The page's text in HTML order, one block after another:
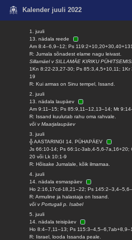
Kalender juuli 2022
1. juuli
13. nädala reede
Am 8:4–6,9–12; Ps
R: Jumala sõnadest elame nagu leivast.
Sillamäel v SILLAMÄE KIRIKU
1Kn 8:22-23,27-30; Ps 85:3,4,5+10,11; 1Kr
19
R: Kui armas on Sinu tempel, Issand.
2. juuli
13. nädala laupäev
Am 9:11–15; Ps 85:9,11–12,13–14; Mt
R: Issand kuulutab rahu oma rahvale.
või v Maarjalaupäev
3. juuli
╬ AASTARINGI 14. PÜHAPÄEV
Js 66:10-14; Ps 66:1c-3ab,4-5,6-7a,16+20;
20 või Lk 10:1-9
R: Hõisake Jumalale, kõik ilmamaa.
4. juuli
14. nädala esmaspäev
Ho 2:16,17cd-18,21–22; Ps
R: Armuline ja halastaja on Issand.
või v Portugali p. Isabel
5. juuli
14. nädala teisipäev
Ho 8:4–7,11–13; Ps
R: Iisrael, looda Issanda peale.